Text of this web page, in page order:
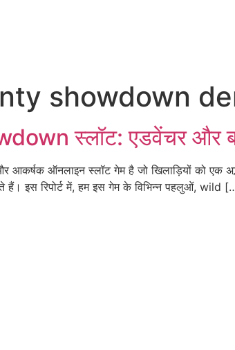
showdown
स्लॉट: एडवेंचर और
आकर्षक ऑनलाइन स्लॉट गेम है जो खिलाड़ियों को एक
हैं। इस रिपोर्ट में, हम इस गेम के विभिन्न पहलुओं, wild